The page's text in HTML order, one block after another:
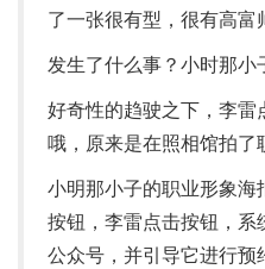
了一张很有型，很有高富
发生了什么事？小时那小
好奇性的趋驶之下，李雷
哦，原来是在照相馆拍了
小明那小子的职业形象
按钮，李雷点击按钮，
公众号，并引导它进行预